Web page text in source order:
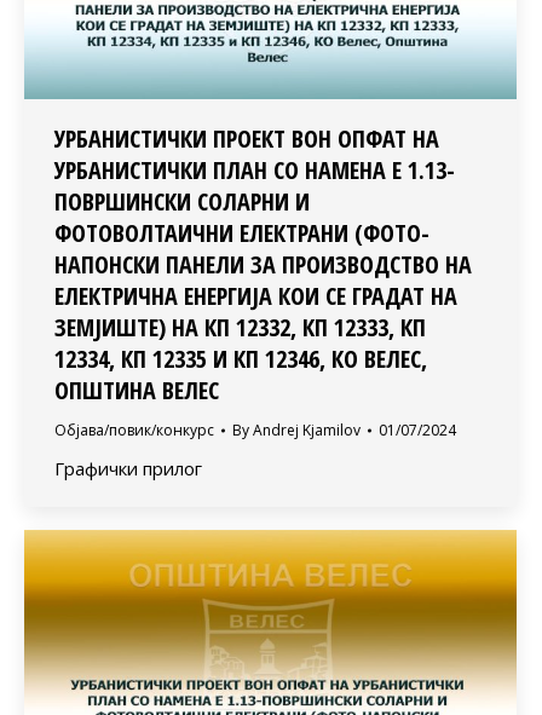
УРБАНИСТИЧКИ ПРОЕКТ ВОН ОПФАТ НА
УРБАНИСТИЧКИ ПЛАН СО НАМЕНА Е 1.13-
ПОВРШИНСКИ СОЛАРНИ И
ФОТОВОЛТАИЧНИ ЕЛЕКТРАНИ (ФОТО-
НАПОНСКИ ПАНЕЛИ ЗА ПРОИЗВОДСТВО НА
ЕЛЕКТРИЧНА ЕНЕРГИЈА КОИ СЕ ГРАДАТ НА
ЗЕМЈИШТЕ) НА КП 12332, КП 12333, КП
12334, КП 12335 И КП 12346, КО ВЕЛЕС,
ОПШТИНА ВЕЛЕС
Објава/повик/конкурс ByAndrej Kjamilov 01/07/2024
Графички прилог